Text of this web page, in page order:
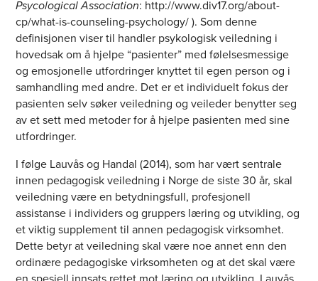
Psycological Association: http://www.div17.org/about-
cp/what-is-counseling-psychology/ ). Som denne
definisjonen viser til handler psykologisk veiledning i
hovedsak om å hjelpe “pasienter” med følelsesmessige
og emosjonelle utfordringer knyttet til egen person og i
samhandling med andre. Det er et individuelt fokus der
pasienten selv søker veiledning og veileder benytter seg
av et sett med metoder for å hjelpe pasienten med sine
utfordringer.
I følge Lauvås og Handal (2014), som har vært sentrale
innen pedagogisk veiledning i Norge de siste 30 år, skal
veiledning være en betydningsfull, profesjonell
assistanse i individers og gruppers læring og utvikling, og
et viktig supplement til annen pedagogisk virksomhet.
Dette betyr at veiledning skal være noe annet enn den
ordinære pedagogiske virksomheten og at det skal være